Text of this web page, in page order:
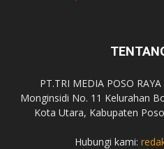
PT.TRI MEDIA POSO
Monginsidi No. 11 Kelurahan
Kota Utara, Kabupaten
Hubungi kami: